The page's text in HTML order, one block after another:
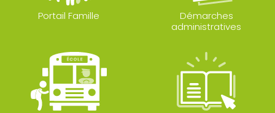
Portail Famille
Démarches
administratives